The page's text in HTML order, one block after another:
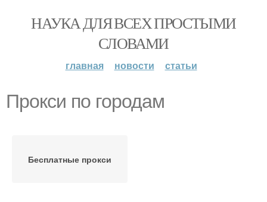
НАУКА ДЛЯ ВСЕХ ПРОСТЫМИ
СЛОВАМИ
главная новости статьи
Прокси по городам
Бесплатные прокси